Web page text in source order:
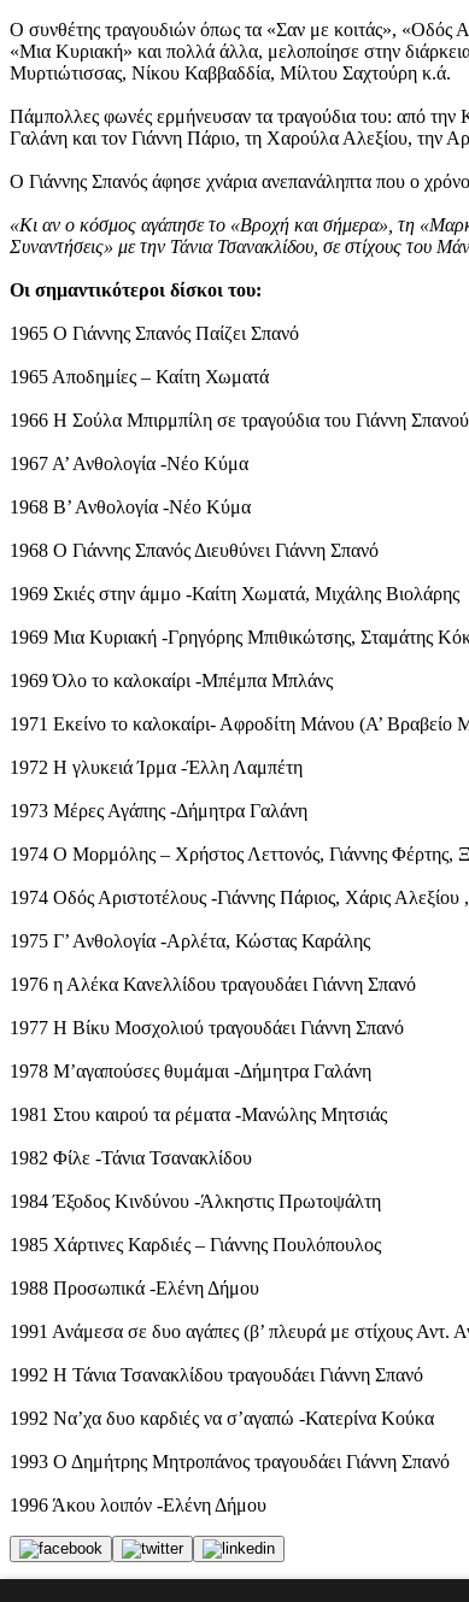
Ο συνθέτης τραγουδιών όπως τα «Σαν με κοιτάς»,
«Μια Κυριακή» και πολλά άλλα, μελοποίησε στην
Μυρτιώτισσας, Νίκου Καββαδδία, Μίλτου Σαχτούρη κ.ά.
Πάμπολλες φωνές ερμήνευσαν τα τραγούδια του: από
Γαλάνη και τον Γιάννη Πάριο, τη Χαρούλα Αλεξίου, την
Ο Γιάννης Σπανός άφησε χνάρια ανεπανάληπτα που ο
«Κι αν ο κόσμος αγάπησε το «Βροχή και σήμερα», τη
Συναντήσεις» με την Τάνια Τσανακλίδου, σε στίχους του
Οι σημαντικότεροι δίσκοι του:
1965 Ο Γιάννης Σπανός Παίζει Σπανό
1965 Αποδημίες – Καίτη Χωματά
1966 Η Σούλα Μπιρμπίλη σε τραγούδια του Γιάννη
1967 Α’ Ανθολογία -Νέο Κύμα
1968 Β’ Ανθολογία -Νέο Κύμα
1968 Ο Γιάννης Σπανός Διευθύνει Γιάννη Σπανό
1969 Σκιές στην άμμο -Καίτη Χωματά, Μιχάλης Βιολάρης
1969 Μια Κυριακή -Γρηγόρης Μπιθικώτσης, Σταμάτης
1969 Όλο το καλοκαίρι -Μπέμπα Μπλάνς
1971 Εκείνο το καλοκαίρι- Αφροδίτη Μάνου (Α’ Βραβείο
1972 Η γλυκειά Ίρμα -Έλλη Λαμπέτη
1973 Μέρες Αγάπης -Δήμητρα Γαλάνη
1974 Ο Μορμόλης – Χρήστος Λεττονός, Γιάννης Φέρτης,
1974 Οδός Αριστοτέλους -Γιάννης Πάριος, Χάρις Αλεξίου
1975 Γ’ Ανθολογία -Αρλέτα, Κώστας Καράλης
1976 η Αλέκα Κανελλίδου τραγουδάει Γιάννη Σπανό
1977 Η Βίκυ Μοσχολιού τραγουδάει Γιάννη Σπανό
1978 Μ’αγαπούσες θυμάμαι -Δήμητρα Γαλάνη
1981 Στου καιρού τα ρέματα -Μανώλης Μητσιάς
1982 Φίλε -Τάνια Τσανακλίδου
1984 Έξοδος Κινδύνου -Άλκηστις Πρωτοψάλτη
1985 Χάρτινες Καρδιές – Γιάννης Πουλόπουλος
1988 Προσωπικά -Ελένη Δήμου
1991 Ανάμεσα σε δυο αγάπες (β’ πλευρά με στίχους Αντ.
1992 Η Τάνια Τσανακλίδου τραγουδάει Γιάννη Σπανό
1992 Να’χα δυο καρδιές να σ’αγαπώ -Κατερίνα Κούκα
1993 Ο Δημήτρης Μητροπάνος τραγουδάει Γιάννη Σπανό
1996 Άκου λοιπόν -Ελένη Δήμου